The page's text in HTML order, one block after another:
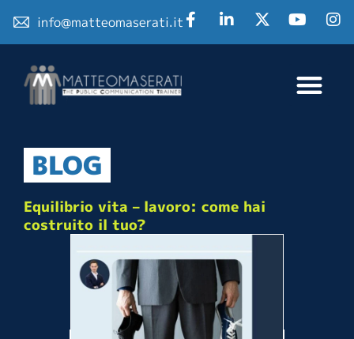
info@matteomaserati.it
BLOG
Equilibrio vita – lavoro: come hai
costruito il tuo?